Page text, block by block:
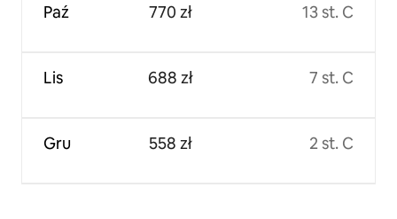
Paź
Lis
Gru
770 zł
688 zł
558 zł
13 st. C
7 st. C
2 st. C